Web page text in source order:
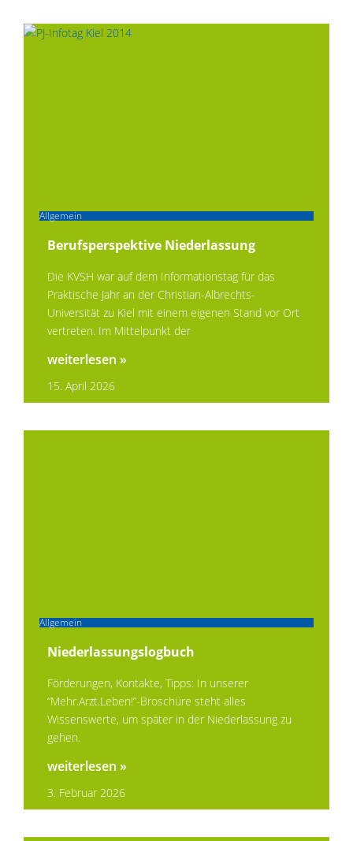
Allgemein
Berufsperspektive Niederlassung
Die KVSH war auf dem Informationstag für das
Praktische Jahr an der Christian-Albrechts-
Universität zu Kiel mit einem eigenen Stand vor Ort
vertreten. Im Mittelpunkt der
weiterlesen »
15. April 2026
Allgemein
Niederlassungslogbuch
Förderungen, Kontakte, Tipps: In unserer
“Mehr.Arzt.Leben!”-Broschüre steht alles
Wissenswerte, um später in der Niederlassung zu
gehen.
weiterlesen »
3. Februar 2026